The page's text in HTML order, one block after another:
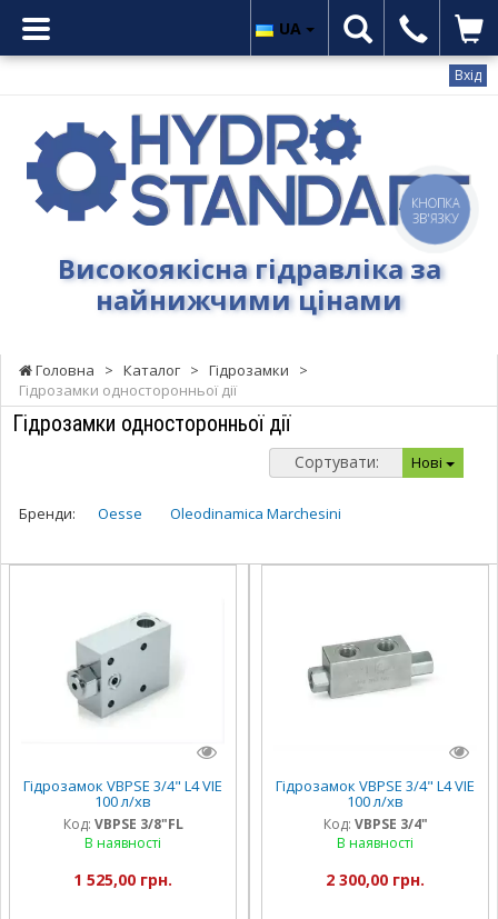
Вхід
Гідростандарт
Високоякісна
гідравліка
цінамиВисокоякісна гідравліка за
найнижчими цінами
UA
Головна > Каталог > Гідрозамки
>
Гідрозамки односторонньої дії
Гідрозамки односторонньої дії
Сортувати: Нові
Бренди: Oesse Oleodinamica Marchesini
Гідрозамок VBPSE 3/4" L4 VIE
100 л/хв
Код: VBPSE 3/8"FL
В наявності
1 525,00 грн.
Гідрозамок VBPSE 3/4" L4 VIE
100 л/хв
Код: VBPSE 3/4"
В наявності
2 300,00 грн.
КНОПКА
ЗВ'ЯЗКУ